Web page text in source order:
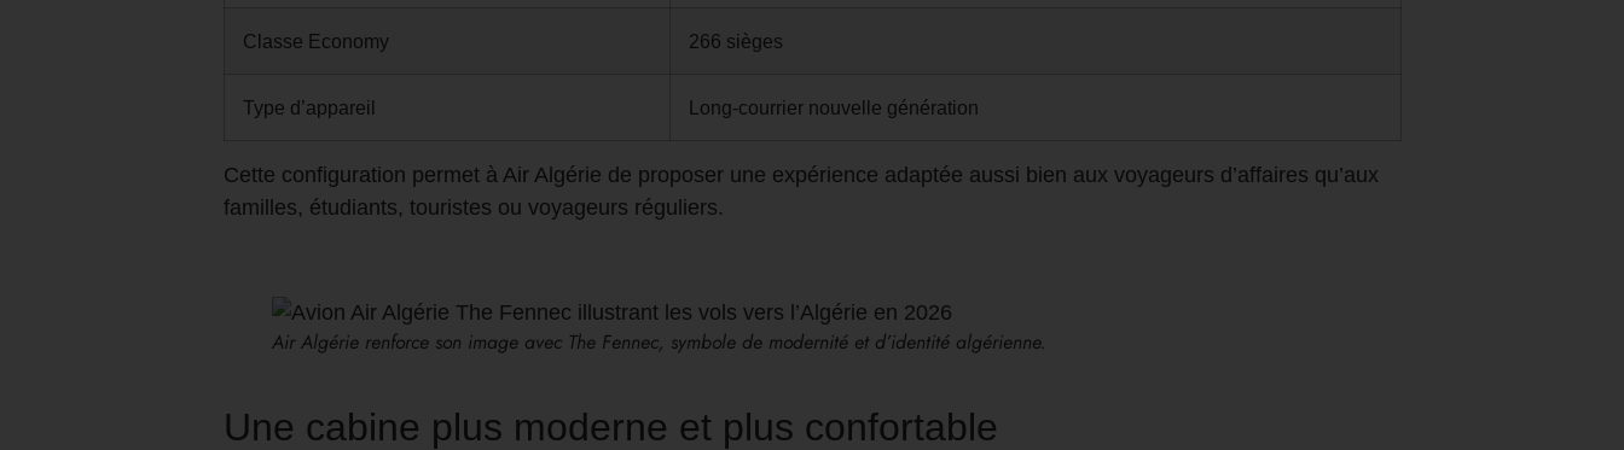
Classe Economy 266 sièges
Type d’appareil Long-courrier nouvelle génération
Cette configuration permet à Air Algérie de proposer une expérience adaptée aussi bien aux voyageurs d’affaires qu’aux
familles, étudiants, touristes ou voyageurs réguliers.
Air Algérie renforce son image avec The Fennec, symbole de modernité et d’identité algérienne.
Une cabine plus moderne et plus confortable